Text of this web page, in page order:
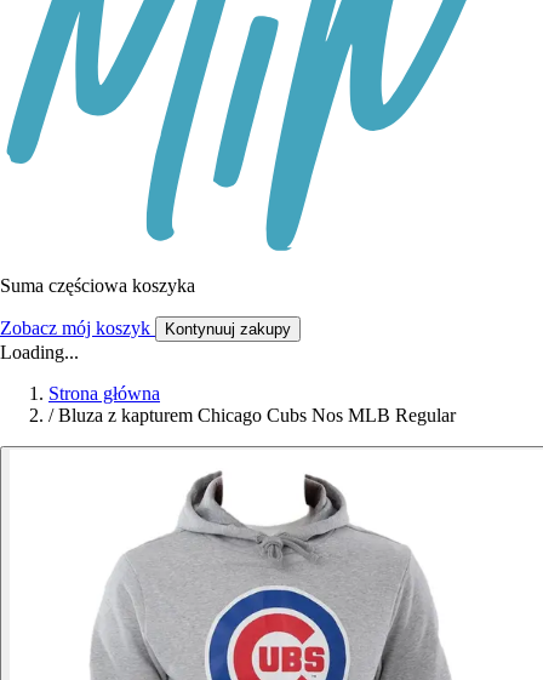
Suma częściowa koszyka
Zobacz mój koszyk Kontynuuj zakupy
Loading...
Strona główna
/ Bluza z kapturem Chicago Cubs Nos MLB Regular